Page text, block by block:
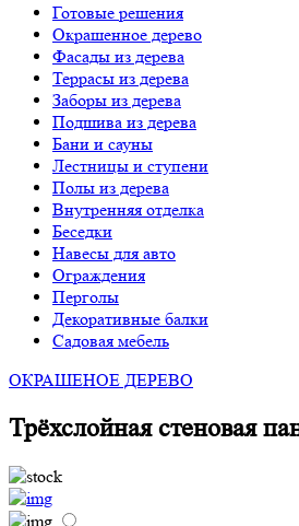
Готовые решения
Окрашенное дерево
Фасады из дерева
Террасы из дерева
Заборы из дерева
Подшива из дерева
Бани и сауны
Лестницы и ступени
Полы из дерева
Внутренняя отделка
Беседки
Навесы для авто
Ограждения
Перголы
Декоративные балки
Садовая мебель
ОКРАШЕНОЕ ДЕРЕВО
Трёхслойная стеновая